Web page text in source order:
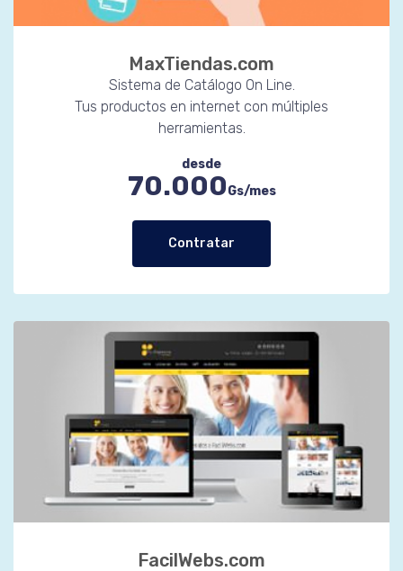
MaxTiendas.com
Sistema de Catálogo On Line.
Tus productos en internet con múltiples
herramientas.
desde
70.000Gs/mes
Contratar
FacilWebs.com